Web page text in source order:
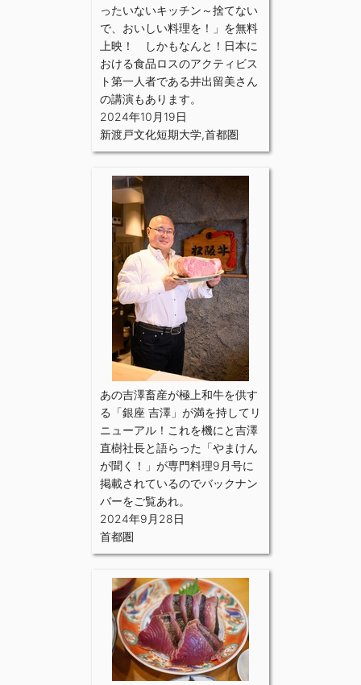
ったいないキッチン～捨てない
で、おいしい料理を！」を無料
上映！ しかもなんと！日本に
おける食品ロスのアクティビス
ト第一人者である井出留美さん
の講演もあります。
2024年10月19日
新渡戸文化短期大学,首都圏
あの吉澤畜産が極上和牛を供す
る「銀座 吉澤」が満を持してリ
ニューアル！これを機にと吉澤
直樹社長と語らった「やまけん
が聞く！」が専門料理9月号に
掲載されているのでバックナン
バーをご覧あれ。
2024年9月28日
首都圏